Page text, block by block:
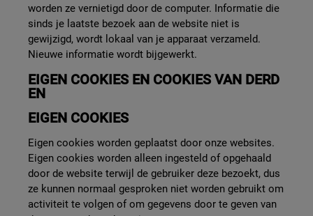
worden ze vernietigd door de computer. Informatie die
sinds je laatste bezoek aan de website niet is
gewijzigd, wordt lokaal van je apparaat verzameld.
Nieuwe informatie wordt bijgewerkt.
EIGEN COOKIES EN COOKIES VAN DERD
EN
EIGEN COOKIES
Eigen cookies worden geplaatst door onze websites.
Eigen cookies worden alleen ingesteld of opgehaald
door de website terwijl de gebruiker deze bezoekt, dus
ze kunnen normaal gesproken niet worden gebruikt om
activiteit te volgen of om gegevens door te geven van